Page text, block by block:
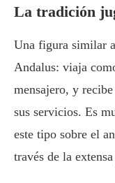
La tradición
Una figura similar
Andalus: viaja
mensajero, y
sus servicios. Es
este tipo sobre el
través de la